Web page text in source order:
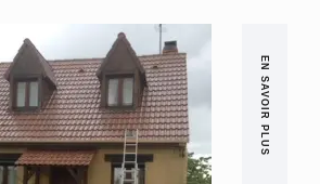
EN SAVOIR PLUS